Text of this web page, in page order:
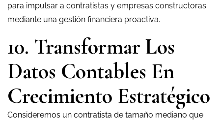
para impulsar a contratistas y empresas constructoras
mediante una gestión financiera proactiva.
10. Transformar Los
Datos Contables En
Crecimiento Estratégico
Consideremos un contratista de tamaño mediano que